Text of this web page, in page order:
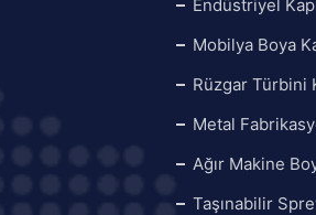
Endüstriyel
Mobilya Boya
Rüzgar Türbini
Metal
Ağır Makine
Taşınabilir